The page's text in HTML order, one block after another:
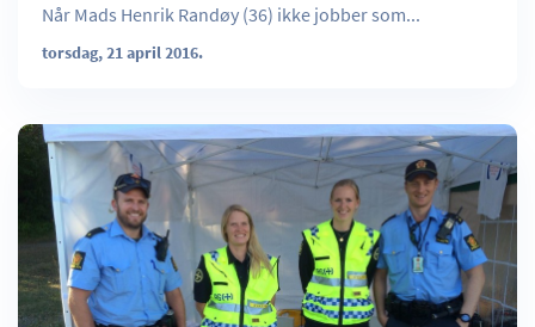
Når Mads Henrik Randøy (36) ikke jobber som...
torsdag, 21 april 2016.